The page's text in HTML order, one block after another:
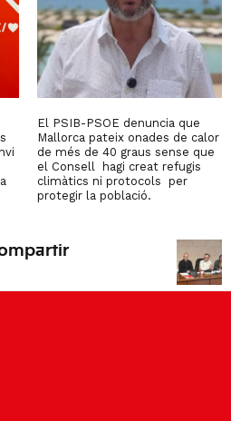
El PSIB-PSOE denuncia que
Mallorca pateix onades de calor
de més de 40 graus sense que
el Consell hagi creat refugis
climàtics ni protocols per
protegir la població.